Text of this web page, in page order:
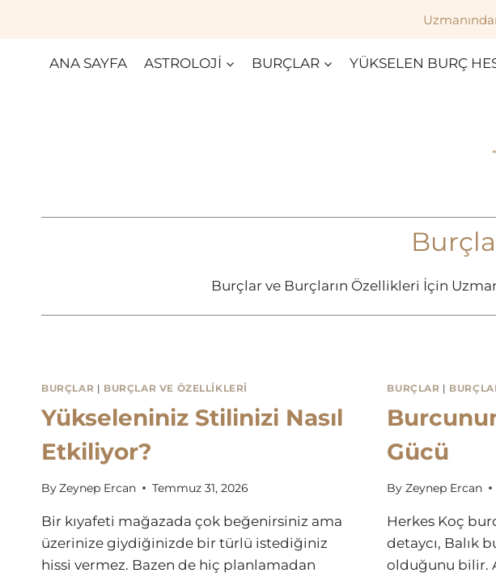
ANA SAYFA ASTROLOJI BURÇLAR YÜKSELEN BURÇ
Burçlar ve Burçların Özellikleri İçin
BURÇLAR | BURÇLAR VE ÖZELLIKLERI
Yükseleniniz Stilinizi Nasıl
Etkiliyor?
ByZeynep Ercan Temmuz 31, 2026
Bir kıyafeti mağazada çok beğenirsiniz ama
üzerinize giydiğinizde bir türlü istediğiniz
hissi vermez. Bazen de hiç planlamadan
BURÇLAR |
Gücü
By Zeynep Ercan
Herkes Koç
detaycı, Balık
olduğunu bilir.